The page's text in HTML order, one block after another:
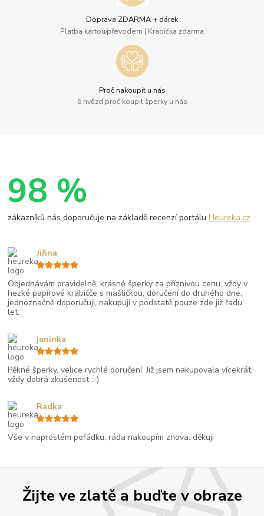
Doprava ZDARMA + dárek
Platba kartou/převodem | Krabička zdarma
Proč nakoupit u nás
6 hvězd proč koupit šperky u nás
Žijte ve zlatě a buďte v obraze
98 %
zákazníků nás doporučuje na základě recenzí portáluHeureka.cz
Objednávám pravidelně, krásné šperky za příznivou cenu, vždy v
hezké papírové krabičče s mašličkou, doručení do druhého dne,
jednoznačně doporučuji, nakupuji v podstatě pouze zde již řadu
let.
Jiřina
Pěkné šperky, velice rychlé doručení. Již jsem nakupovala vícekrát,
vždy dobrá zkušenost :-)
janinka
Vše v naprostém pořádku, ráda nakoupím znova. děkuji
Radka